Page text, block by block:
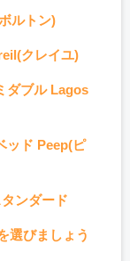
ルトン)
クレイユ)
ダブル Lagos
ッド Peep(ピ
ンダード
選びましょう